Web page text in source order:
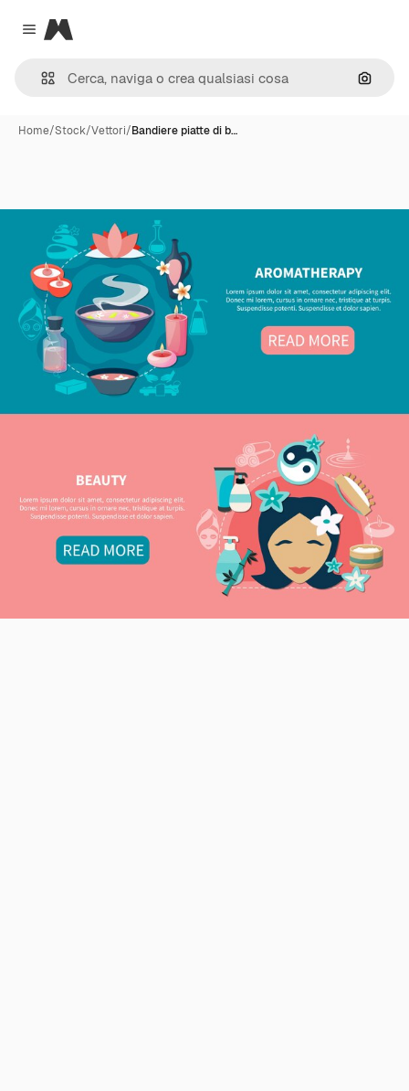
Close menu
Magnific
Cerca
Home/Stock/Vettori/Bandiere piatte di b…